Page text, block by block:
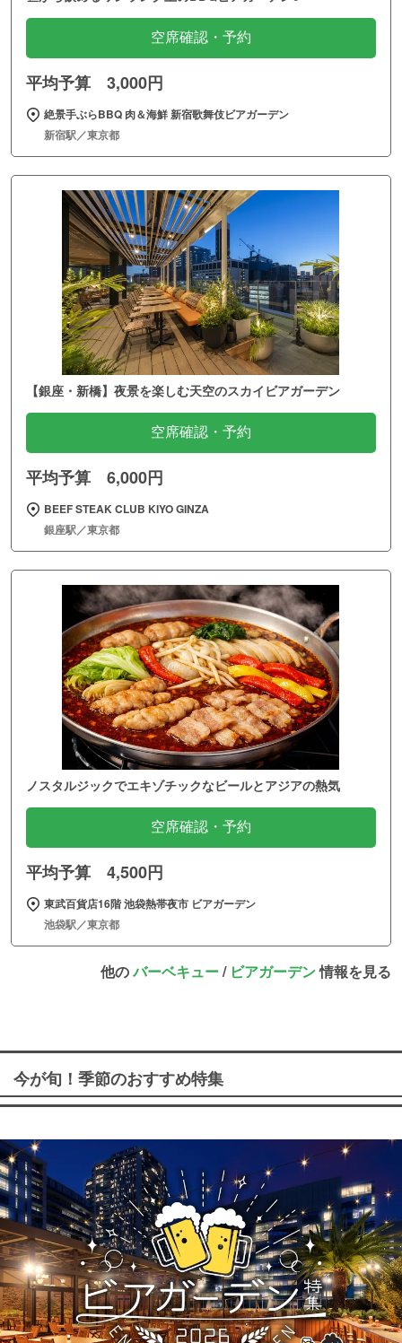
空席確認・予約
平均予算 3,000円
絶景手ぶらBBQ 肉＆海鮮 新宿歌舞伎ビアガーデン
新宿駅／東京都
【銀座・新橋】夜景を楽しむ天空のスカイビアガーデン
空席確認・予約
平均予算 6,000円
BEEF STEAK CLUB KIYO GINZA
銀座駅／東京都
ノスタルジックでエキゾチックなビールとアジアの熱気
空席確認・予約
平均予算 4,500円
東武百貨店16階 池袋熱帯夜市 ビアガーデン
池袋駅／東京都
他のバーベキュー/ ビアガーデン情報を見る
今が旬！季節のおすすめ特集